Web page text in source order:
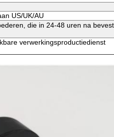
US/UK/AU
die in 24-48 uren na
verwerkingsproductiedienst